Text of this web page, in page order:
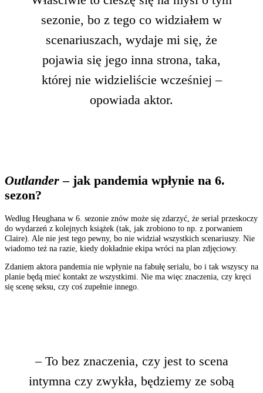
sezonie, bo z tego co widziałem w
scenariuszach, wydaje mi się, że
pojawia się jego inna strona, taka,
której nie widzieliście wcześniej –
opowiada aktor.
Outlander – jak pandemia wpłynie na 6.
sezon?
Według Heughana w 6. sezonie znów może się zdarzyć, że serial przeskoczy
do wydarzeń z kolejnych książek (tak, jak zrobiono to np. z porwaniem
Claire). Ale nie jest tego pewny, bo nie widział wszystkich scenariuszy. Nie
wiadomo też na razie, kiedy dokładnie ekipa wróci na plan zdjęciowy.
Zdaniem aktora pandemia nie wpłynie na fabułę serialu, bo i tak wszyscy na
planie będą mieć kontakt ze wszystkimi. Nie ma więc znaczenia, czy kręci
się scenę seksu, czy coś zupełnie innego.
– To bez znaczenia, czy jest to scena
intymna czy zwykła, będziemy ze sobą